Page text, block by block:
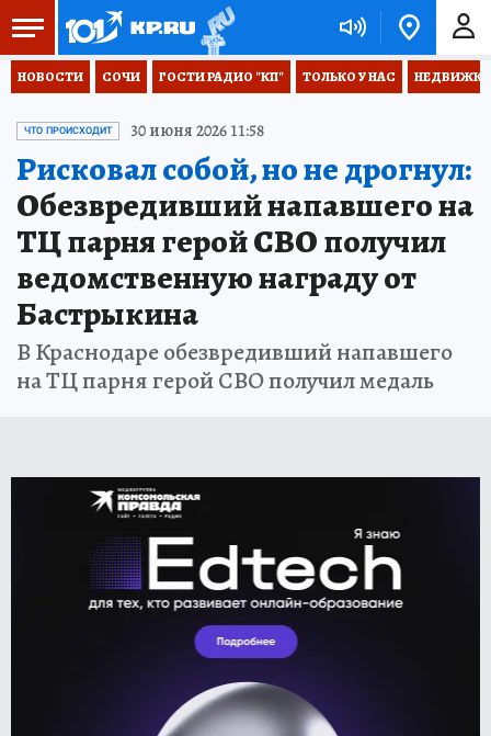
НОВОСТИ СОЧИ ГОСТИ РАДИО "КП" ТОЛЬКО У НАС НЕДВИЖКА
ЧТО ПРОИСХОДИТ 30 июня 2026 11:58
Рисковал собой, но не дрогнул:
Обезвредивший напавшего на
ТЦ парня герой СВО получил
ведомственную награду от
Бастрыкина
В Краснодаре обезвредивший напавшего
на ТЦ парня герой СВО получил медаль